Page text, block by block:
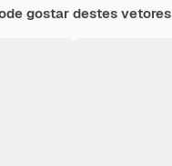
gostar destes vetores